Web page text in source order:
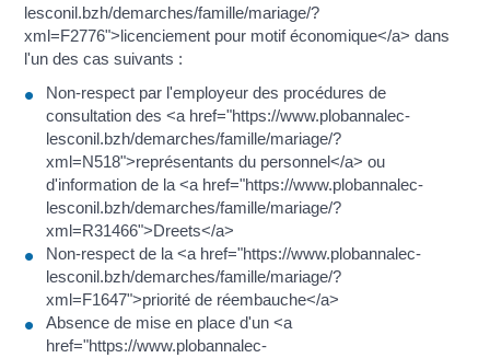
lesconil.bzh/demarches/famille/mariage/?
xml=F2776">licenciement pour motif économique</a> dans
l'un des cas suivants :
Non-respect par l'employeur des procédures de
consultation des <a href="https://www.plobannalec-
lesconil.bzh/demarches/famille/mariage/?
xml=N518">représentants du personnel</a> ou
d'information de la <a href="https://www.plobannalec-
lesconil.bzh/demarches/famille/mariage/?
xml=R31466">Dreets</a>
Non-respect de la <a href="https://www.plobannalec-
lesconil.bzh/demarches/famille/mariage/?
xml=F1647">priorité de réembauche</a>
Absence de mise en place d'un <a
href="https://www.plobannalec-